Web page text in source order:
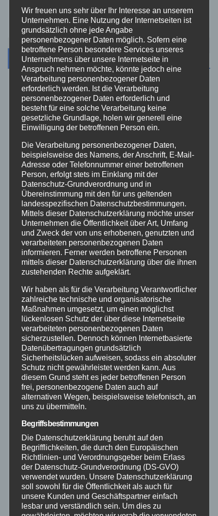
Zoll
Archiv
August 2026
Juli 2026
Juni 2026
Mai 2026
April 2026
März 2026
Februar 2026
Januar 2026
Dezember 2025
November 2025
Oktober 2025
September 2025
August 2025
Juli 2025
Juni 2025
Mai 2025
April 2025
Wir freuen uns sehr über Ihr Interesse an unserem
Unternehmen. Eine Nutzung der Internetseiten ist
grundsätzlich ohne jede Angabe
personenbezogener Daten möglich. Sofern eine
betroffene Person besondere Services unseres
Unternehmens über unsere Internetseite in
Anspruch nehmen möchte, könnte jedoch eine
Verarbeitung personenbezogener Daten
erforderlich werden. Ist die Verarbeitung
personenbezogener Daten erforderlich und
besteht für eine solche Verarbeitung keine
gesetzliche Grundlage, holen wir generell eine
Einwilligung der betroffenen Person ein.
Die Verarbeitung personenbezogener Daten,
beispielsweise des Namens, der Anschrift, E-Mail-
Adresse oder Telefonnummer einer betroffenen
Person, erfolgt stets im Einklang mit der
Datenschutz-Grundverordnung und in
Übereinstimmung mit den für uns geltenden
landesspezifischen Datenschutzbestimmungen.
Mittels dieser Datenschutzerklärung möchte unser
Unternehmen die Öffentlichkeit über Art, Umfang
und Zweck der von uns erhobenen, genutzten und
verarbeiteten personenbezogenen Daten
informieren. Ferner werden betroffene Personen
mittels dieser Datenschutzerklärung über die ihnen
zustehenden Rechte aufgeklärt.
Wir haben als für die Verarbeitung Verantwortlicher
zahlreiche technische und organisatorische
Maßnahmen umgesetzt, um einen möglichst
lückenlosen Schutz der über diese Internetseite
verarbeiteten personenbezogenen Daten
sicherzustellen. Dennoch können Internetbasierte
Datenübertragungen grundsätzlich
Sicherheitslücken aufweisen, sodass ein absoluter
Schutz nicht gewährleistet werden kann. Aus
diesem Grund steht es jeder betroffenen Person
frei, personenbezogene Daten auch auf
alternativen Wegen, beispielsweise telefonisch, an
uns zu übermitteln.
Begriffsbestimmungen
Die Datenschutzerklärung beruht auf den
Begrifflichkeiten, die durch den Europäischen
Richtlinien- und Verordnungsgeber beim Erlass
der Datenschutz-Grundverordnung (DS-GVO)
verwendet wurden. Unsere Datenschutzerklärung
soll sowohl für die Öffentlichkeit als auch für
unsere Kunden und Geschäftspartner einfach
lesbar und verständlich sein. Um dies zu